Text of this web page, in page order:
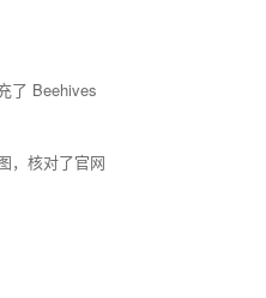
了 Beehives
，核对了官网